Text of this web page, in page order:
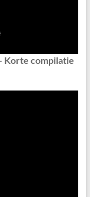
Korte compilatie